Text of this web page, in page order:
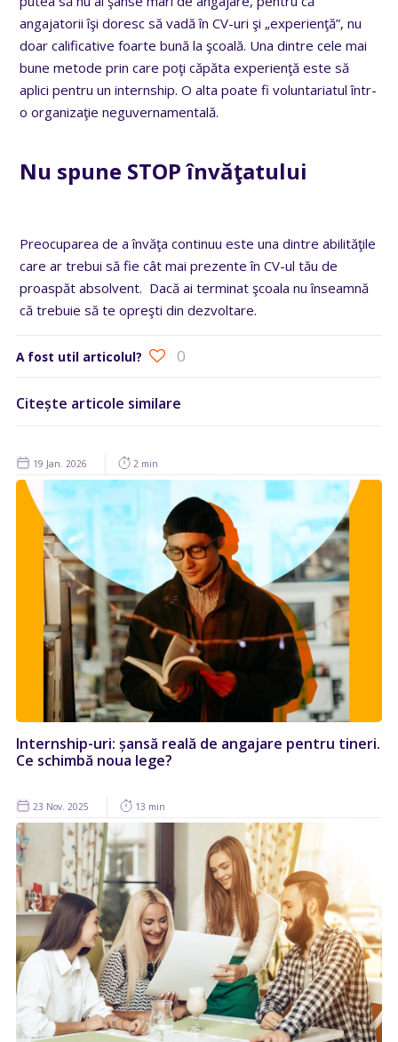
angajatorii îşi doresc să vadă în CV-uri şi „experienţă”, nu
doar calificative foarte bună la şcoală. Una dintre cele mai
bune metode prin care poţi căpăta experienţă este să
aplici pentru un internship. O alta poate fi voluntariatul într-
o organizaţie neguvernamentală.
Nu spune STOP învăţatului
Preocuparea de a învăţa continuu este una dintre abilităţile
care ar trebui să fie cât mai prezente în CV-ul tău de
proaspăt absolvent. Dacă ai terminat şcoala nu înseamnă
că trebuie să te opreşti din dezvoltare.
A fost util articolul? 0
Citește articole similare
19 Jan. 2026 2 min
Internship-uri: șansă reală de angajare pentru tineri.
Ce schimbă noua lege?
23 Nov. 2025 13 min